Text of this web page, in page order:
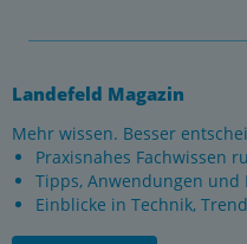
Landefeld Magazin
Mehr wissen. Besser
Praxisnahes Fachwissen
Tipps, Anwendungen
Einblicke in Technik,